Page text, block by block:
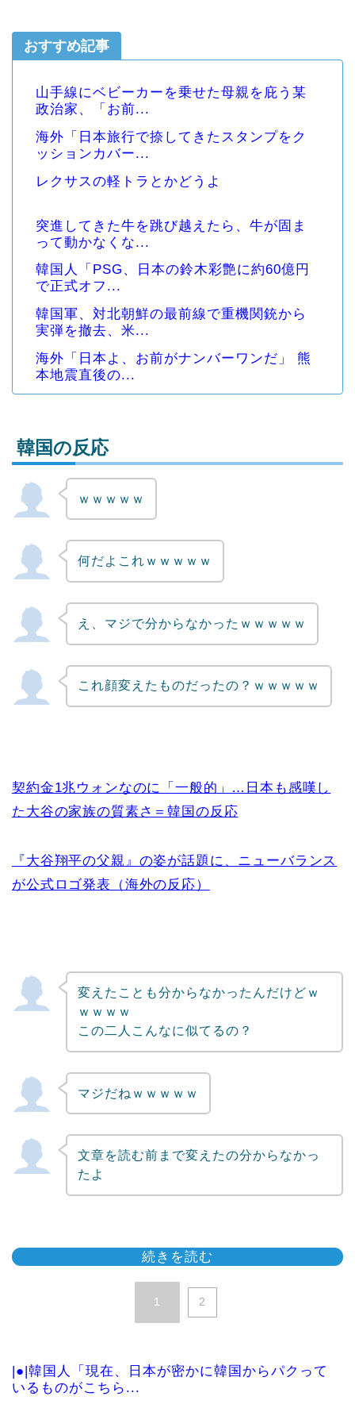
おすすめ記事
山手線にベビーカーを乗せた母親を庇う某
政治家、「お前...
海外「日本旅行で捺してきたスタンプをク
ッションカバー...
レクサスの軽トラとかどうよ
突進してきた牛を跳び越えたら、牛が固ま
って動かなくな...
韓国人「PSG、日本の鈴木彩艶に約60億円
で正式オフ...
韓国軍、対北朝鮮の最前線で重機関銃から
実弾を撤去、米...
海外「日本よ、お前がナンバーワンだ」 熊
本地震直後の...
Powered by livedoor 相互RSS
韓国の反応
ｗｗｗｗｗ
何だよこれｗｗｗｗｗ
え、マジで分からなかったｗｗｗｗｗ
これ顔変えたものだったの？ｗｗｗｗｗ
契約金1兆ウォンなのに「一般的」…日本も感嘆し
た大谷の家族の質素さ＝韓国の反応
『大谷翔平の父親』の姿が話題に、ニューバランス
が公式ロゴ発表（海外の反応）
変えたことも分からなかったんだけどｗ
ｗｗｗｗ
この二人こんなに似てるの？
マジだねｗｗｗｗｗ
文章を読む前まで変えたの分からなかっ
たよ
続きを読む
1 2
|●|韓国人「現在、日本が密かに韓国からパクって
いるものがこちら...